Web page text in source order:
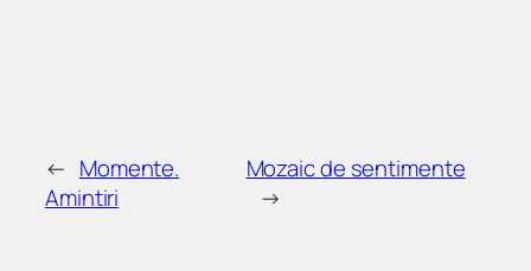
← Momente.
Amintiri
Mozaic de sentimente
→